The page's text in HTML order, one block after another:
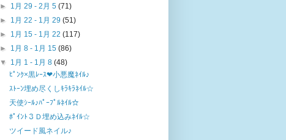
► 1月 29 - 2月 5(71)
► 1月 22 - 1月 29(51)
► 1月 15 - 1月 22(117)
► 1月 8 - 1月 15(86)
▼ 1月 1 - 1月 8(48)
ﾋﾟﾝｸ×黒ﾚｰｽ❤小悪魔ﾈｲﾙ♪
ｽﾄｰﾝ埋め尽くしｷﾗｷﾗﾈｲﾙ☆
天使ｼｰﾙ♪ﾊﾟｰﾌﾟﾙﾈｲﾙ☆
ﾎﾟｲﾝﾄ３Ｄ埋め込みﾈｲﾙ☆
ツイード風ネイル♪